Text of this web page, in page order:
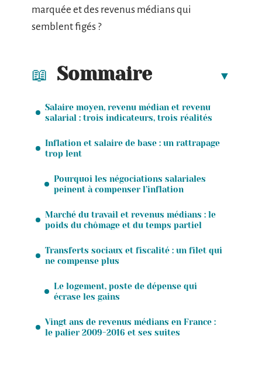
marquée et des revenus médians qui
semblent figés ?
Sommaire
Salaire moyen, revenu médian et revenu
salarial : trois indicateurs, trois réalités
Inflation et salaire de base : un rattrapage
trop lent
Pourquoi les négociations salariales
peinent à compenser l’inflation
Marché du travail et revenus médians : le
poids du chômage et du temps partiel
Transferts sociaux et fiscalité : un filet qui
ne compense plus
Le logement, poste de dépense qui
écrase les gains
Vingt ans de revenus médians en France :
le palier 2009-2016 et ses suites